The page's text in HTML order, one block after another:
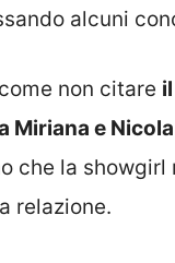
alcuni
non citare
Miriana e Nicola
che la showgirl
relazione.